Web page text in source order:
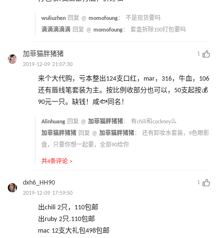
wuliuzhen 回复 @ momofoung： 不是现货要吗
滴滴滴滴滴 回复 @ momofoung： 套盒拆除100打包要吗
加菲猫胖猪猪
1
2019-12-09 21:07:30
来个大代购，亏本整出124支口红，mar，316，牛血，106
还有唇线笔套装为主。按比例收部分也可以，50支起按💰
90元一只。缺钱！咸🐟同名！
Alinhuang 回复 @ 加菲猫胖猪猪： 有chili和cockney么
加菲猫胖猪猪 回复 @ 加菲猫胖猪猪： 还有卸妆水套装，9色眼影
盘，只要你想一起要，全部90给你
共4条评论 >
dxh6_HH90
1
2019-12-09 17:59:50
出chili 2只，110包邮
出ruby 2只.110包邮
mac 12支大礼包498包邮